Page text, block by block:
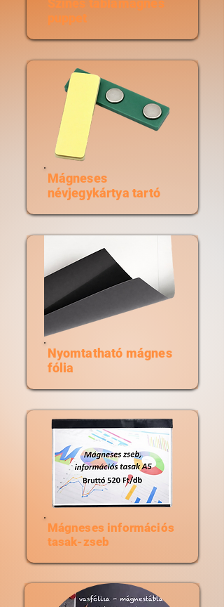
Színes táblamágnes
puppet
Mágneses
névjegykártya tartó
Nyomtatható mágnes
fólia
Mágneses információs
tasak-zseb